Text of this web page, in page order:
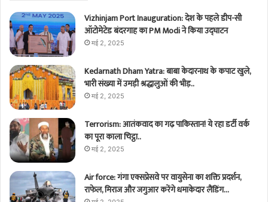
Vizhinjam Port Inauguration: देश के पहले डीप-सी
ऑटोमेटेड बंदरगाह का PM Modi ने किया उद्घाटन
मई 2, 2025
Kedarnath Dham Yatra: बाबा केदारनाथ के कपाट खुले,
भारी संख्या में उमड़ी श्रद्धालुओं की भीड़..
मई 2, 2025
Terrorism: आतंकवाद का गढ़ पाकिस्तान! ये रहा डर्टी वर्क
का पूरा काला चिट्ठा..
मई 2, 2025
Air force: गंगा एक्सप्रेसवे पर वायुसेना का शक्ति प्रदर्शन,
राफेल, मिराज और जगुआर करेंगे धमाकेदार लैंडिंग…